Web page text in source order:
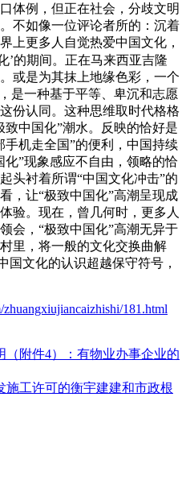
体例，但正在社会，分歧文明
不如像一位评论者所的：沉着
上更多人自觉热爱中国文化，
’的期间。正在马来西亚吉隆
或是为其抹上地缘色彩，一个
是一种基于平等、卑沉和志愿
份认同。这种思维取时代格格
中国化”潮水。反映的恰好是
手机走全国”的便利，中国持续
化”现象感应不自由，领略的恰
头衬着所谓“中国文化冲击”的
，让“极致中国化”高潮呈现成
验。现在，曾几何时，更多人
会，“极致中国化”高潮无异于
里，将一般的文化交换曲解
国文化的认识超越保守符号，
181.html
（附件4）：有物业办事企业的
施工许可的衡宇建建和市政根